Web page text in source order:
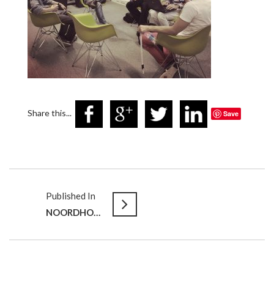
Share this... Save
Published In
NOORDHOFF UITGEVERS // Ontsluiten van expertise & vakkennis